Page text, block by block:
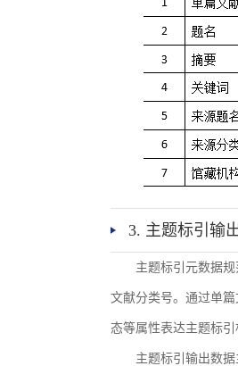
3. 主题标引输
主题标引元数据
文献分类号。通过单
态等属性表达主题标
主题标引输出数